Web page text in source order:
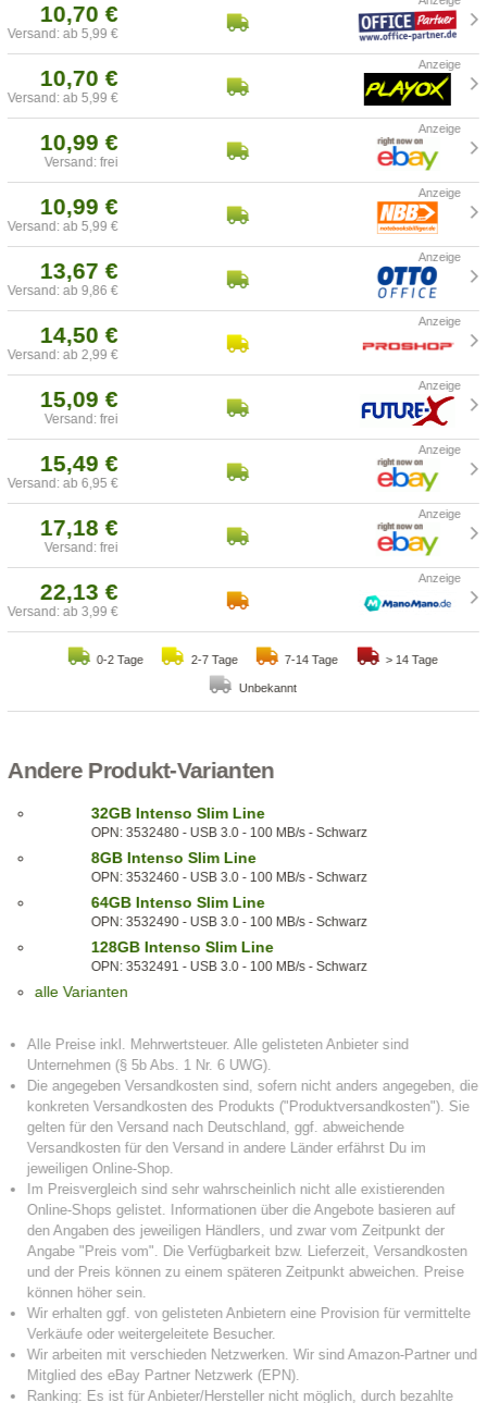
10,70 €
Versand: ab 5,99 €
10,70 €
Versand: ab 5,99 €
10,99 €
Versand: frei
10,99 €
Versand: ab 5,99 €
13,67 €
Versand: ab 9,86 €
14,50 €
Versand: ab 2,99 €
15,09 €
Versand: frei
15,49 €
Versand: ab 6,95 €
17,18 €
Versand: frei
22,13 €
Versand: ab 3,99 €
0-2 Tage 2-7 Tage 7-14 Tage > 14 Tage
Unbekannt
Andere Produkt-Varianten
32GB Intenso Slim Line
OPN: 3532480 - USB 3.0 - 100 MB/s - Schwarz
8GB Intenso Slim Line
OPN: 3532460 - USB 3.0 - 100 MB/s - Schwarz
64GB Intenso Slim Line
OPN: 3532490 - USB 3.0 - 100 MB/s - Schwarz
128GB Intenso Slim Line
OPN: 3532491 - USB 3.0 - 100 MB/s - Schwarz
alle Varianten